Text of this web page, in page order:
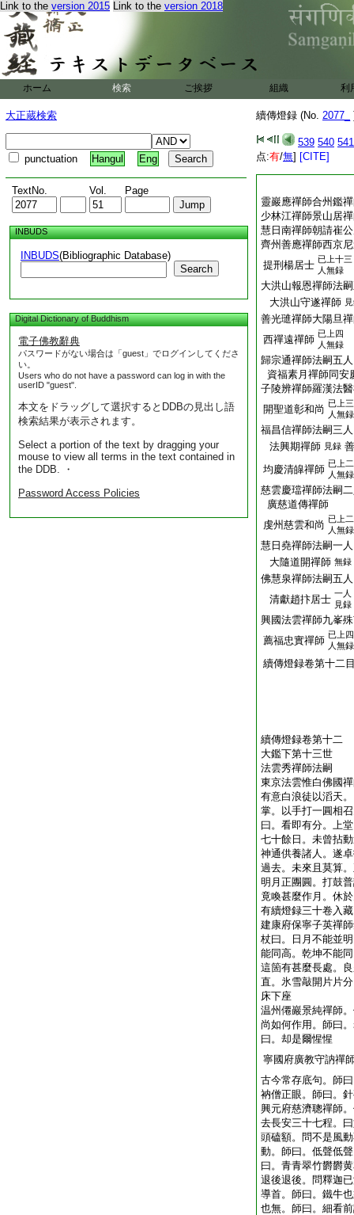
Link to the version 2015 Link to the version 2018
ホーム 検索 ご挨拶 組織 利
大正蔵検索
punctuation Hangul Eng
TextNo. Vol. Page
INBUDS
INBUDS(Bibliographic Database)
Search
Digital Dictionary of Buddhism
電子佛教辭典
パスワードがない場合は「guest」でログインしてくださ
い。
Users who do not have a password can log in with the
userID "guest".
本文をドラッグして選択するとDDBの見出し語
検索結果が表示されます。
Select a portion of the text by dragging your
mouse to view all terms in the text contained in
the DDB. ・
Password Access Policies
續傳燈録 (No. 2077_
539 540 541
点:有/無] [CITE]
靈巖應禪師合州鑑
少林江禪師景山居
慧日南禪師朝請崔
齊州善應禪師西京
提刑楊居士 已上十三
人無録
大洪山報恩禪師法
大洪山守遂禪師
善光璡禪師大陽旦
西禪遠禪師 已上四
人無録
歸宗通禪師法嗣五人
資福素月禪師同安
子陵辨禪師羅漢法
開聖道彰和尚 已上三
人無録
福昌信禪師法嗣三人
法興期禪師 見録
均慶清皡禪師 已上二
人無録
慈雲慶璫禪師法嗣
廣慈道傳禪師
虔州慈雲和尚 已上二
人無録
慧日堯禪師法嗣一人
大隨道開禪師 無録
佛慧泉禪師法嗣五人
清獻趙抃居士 一人
見録
興國法雲禪師九峯
薦福忠實禪師 已上四
人無録
續傳燈録卷第十二
續傳燈録卷第十二
大鑑下第十三世
法雲秀禪師法嗣
東京法雲惟白佛國
有意白浪徒以滔天
掌。以手打一圓相
曰。看即有分。上
七十餘日。未曾拈
神通供養諸人。遂
過去。未來且莫算
明月正團圓。打鼓
竟喚甚麼作月。休
有續燈録三十卷入
建康府保寧子英禪
杖曰。日月不能並
能同高。乾坤不能
這箇有甚麼長處。
直。氷雪敲開片片
床下座
温州僊巖景純禪師
尚如何作用。師曰
曰。却是爾惺惺
寧國府廣教守訥禪
古今常存底句。師
衲僧正眼。師曰。
興元府慈濟聰禪師
去長安三十七程。
頭磕額。問不是風
動。師曰。低聲低
曰。青青翠竹欝欝
退後退後。問釋迦
導首。師曰。鐵牛
也無。師曰。細看